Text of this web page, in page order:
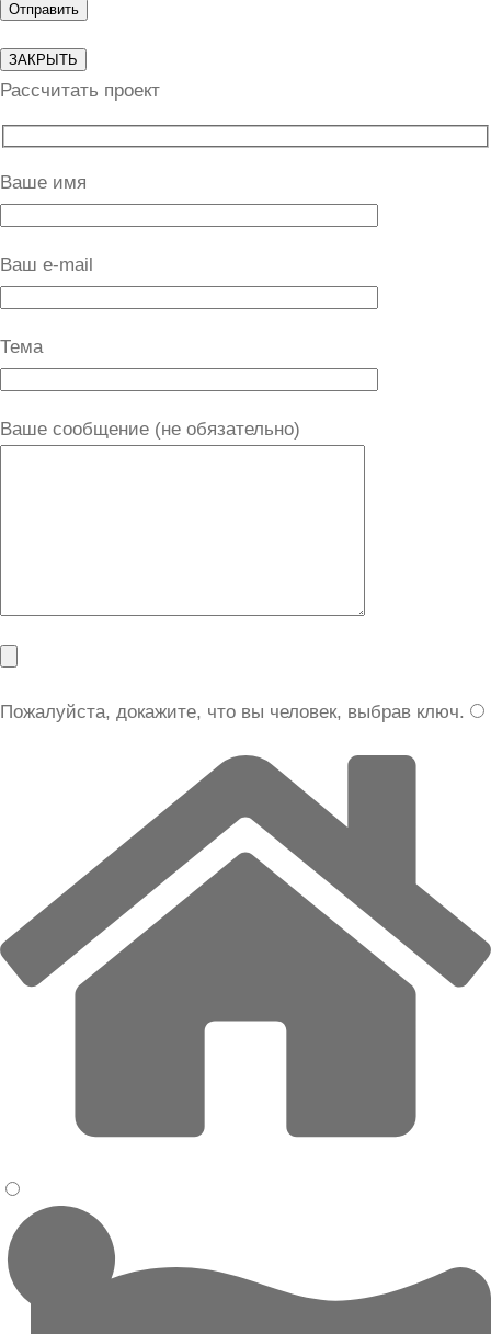
ЗАКРЫТЬ
Рассчитать проект
Ваше имя
Ваш e-mail
Тема
Ваше сообщение (не обязательно)
Пожалуйста, докажите, что вы человек, выбрав ключ.